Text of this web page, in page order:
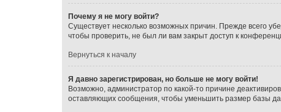
Почему я не могу войти?
Существует несколько возможных причин. Прежде всего
чтобы проверить, не был ли вам закрыт доступ к
Вернуться к началу
Я давно зарегистрирован, но больше не могу войти!
Возможно, администратор по какой-то причине
оставляющих сообщения, чтобы уменьшить размер базы